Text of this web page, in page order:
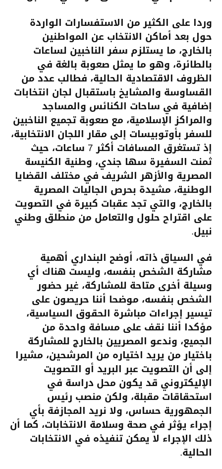
وردا على الكثير من الاستفسارات الواردة
حول بعد أماكن الانتخاب عن المواطنين
بالخارج، ما يستلزم سفر الناخبين لساعات
بالطائرة، وهو ما يمثل صعوبة بالغة في
الظروف الاقتصادية الحالية، فطالب عدد من
القساوسة والمشايخ باستقبال لجان انتخابات
إضافية في ساحات الكنائس والمساجد
والمراكز الإسلامية، مع صعوبة تجميع الناخبين
للسفر بأوتوبيسات إلى مقار اللجان الانتخابية،
إذ تستغرق المسافات أكثر 7 ساعات، حيث
ثمنت السفيرة سها جندي، وطنية الكنيسة
المصرية والأزهر الشريف في مختلف القضايا
الوطنية، مشيدة بحرص الجاليات المصرية
بالخارج، والتي تجد عقبات كبيرة في التصويت
على اقتراح حلول والتعامل من منطلق وطني
نبيل.
في السياق ذاته، أوضح البنداري أهمية
مشاركة الشخص بنفسه، وليست هناك أي
وسيلة أخرى متاحة للمشاركة، غير حضور
الشخص بنفسه، موضحا أننا حريصون على
تيسير إجراءات مباشرة الحقوق السياسية،
مؤكدا أننا نقف على مسافة واحدة من
الجميع، وندعو المصريين بالخارج للمشاركة
باختيار من يريد اختياره من المرشحين، مشيرا
إلى أن التصويت عبر البريد أو التصويت
الإليكتروني قد يكون محل دراسة في
استحقاقات مقبلة، ولكن منصب رئيس
الجمهورية حساس، ولا نريد المجازفة بأي
إجراء يؤثر في صحة وسلامة الانتخابات، كما أن
ذلك الإجراء لا يمكن تنفيذه في الانتخابات
الحالية.